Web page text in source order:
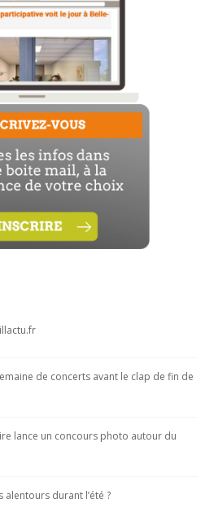
de concerts avant le clap de fin de
lance un concours photo autour du
alentours durant l’été ?